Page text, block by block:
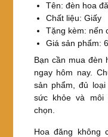
Tên: đèn hoa
Chất liệu: Giấy
Tặng kèm: nến
Giá sản phẩm:
Bạn cần mua đèn
ngay hôm nay.
sản phẩm, đủ
sức khỏe và môi
chọn.
Hoa đăng không